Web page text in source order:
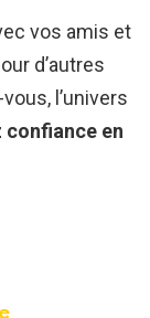
vos amis et
d’autres
l’univers
confiance en